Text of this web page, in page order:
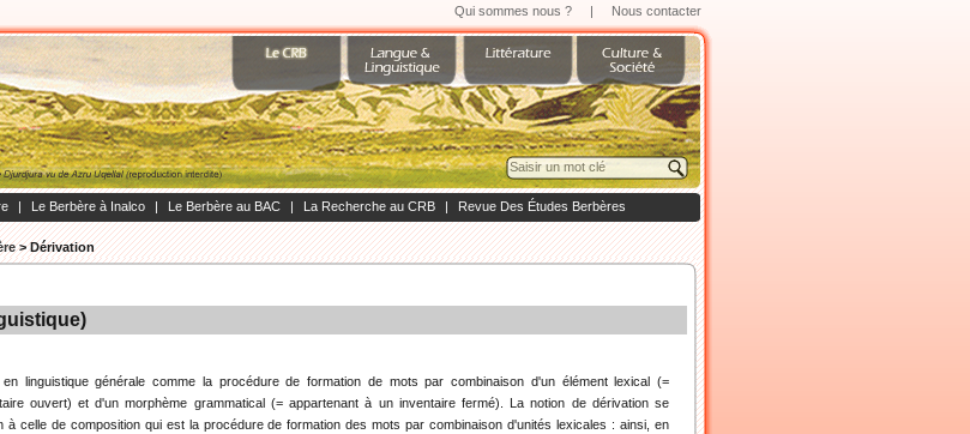
Qui sommes nous ? | Nous contacter
| Le Berbère à Inalco | Le Berbère au BAC | La Recherche au CRB | Revue Des Études Berbères
>Dérivation
linguistique générale comme la procédure de formation de mots par combinaison d'un élément lexical (=
ouvert) et d'un morphème grammatical (= appartenant à un inventaire fermé). La notion de dérivation se
à celle de composition qui est la procédure de formation des mots par combinaison d'unités lexicales : ainsi, en